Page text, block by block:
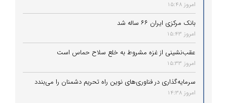
امروز 15:48
بانک مرکزی ایران ۶۶ ساله شد
امروز 15:43
عقب‌نشینی از غزه مشروط به خلع سلاح حماس است
امروز 15:33
سرمایه‌گذاری در فناوری‌های نوین راه تحریم دشمنان را می‌بندد
امروز 14:38